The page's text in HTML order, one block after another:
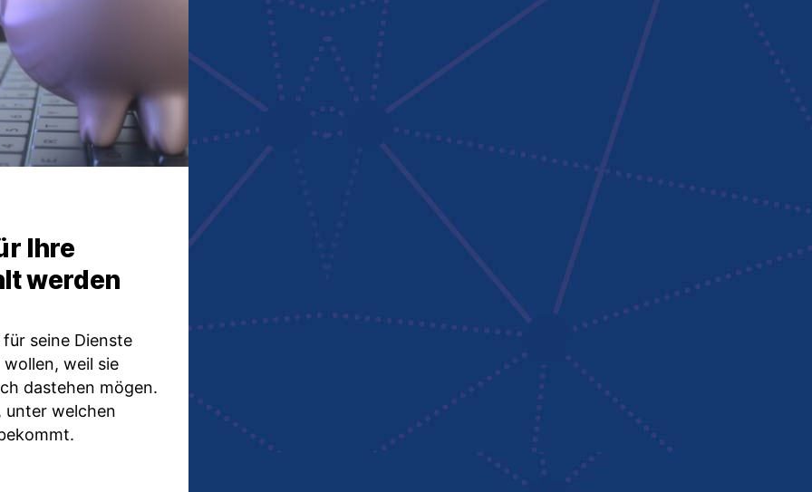
Ihre
werden
seine Dienste
weil sie
dastehen mögen.
unter welchen